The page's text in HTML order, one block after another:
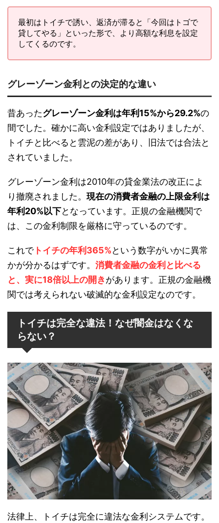
最初はトイチで誘い、返済が滞ると「今回はトゴで
貸してやる」といった形で、より高額な利息を設定
してくるのです。
グレーゾーン金利との決定的な違い
昔あったグレーゾーン金利は年利15%から29.2%の
間でした。確かに高い金利設定ではありましたが、
トイチと比べると雲泥の差があり、旧法では合法と
されていました。
グレーゾーン金利は2010年の貸金業法の改正によ
り撤廃されました。 現在の消費者金融の上限金利は
年利20%以下となっています。正規の金融機関で
は、この金利制限を厳格に守っているのです。
これでトイチの年利365%という数字がいかに異常
かが分かるはずです。 消費者金融の金利と比べる
と、実に18倍以上の開きがあります。正規の金融機
関では考えられない破滅的な金利設定なのです。
トイチは完全な違法！なぜ闇金はなくな
らない？
法律上、トイチは完全に違法な金利システムです。